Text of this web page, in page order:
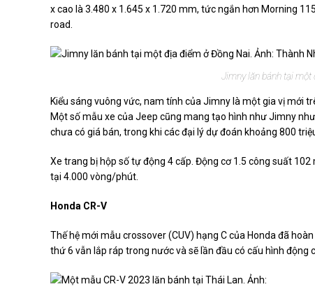
x cao là 3.480 x 1.645 x 1.720 mm, tức ngắn hơn Morning
road.
Jimny lăn bánh tại một
Kiểu sáng vuông vức, nam tính của Jimny là một gia vị mới
Một số mẫu xe của Jeep cũng mang tạo hình như Jimny
chưa có giá bán, trong khi các đại lý dự đoán khoảng 800
Xe trang bị hộp số tự động 4 cấp. Động cơ 1.5 công suất
tại 4.000 vòng/phút.
Honda CR-V
Thế hệ mới mẫu crossover (CUV) hạng C của Honda đã
thứ 6 vẫn lắp ráp trong nước và sẽ lần đầu có cấu hình động